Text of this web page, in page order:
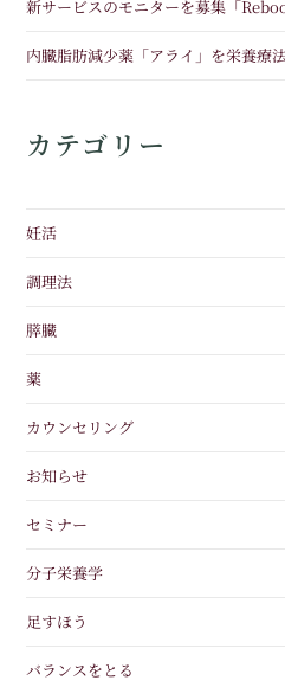
新サービスのモニターを募集「
内臓脂肪減少薬「アライ」を栄養療
カテゴリー
妊活
調理法
膵臓
薬
カウンセリング
お知らせ
セミナー
分子栄養学
足すほう
バランスをとる